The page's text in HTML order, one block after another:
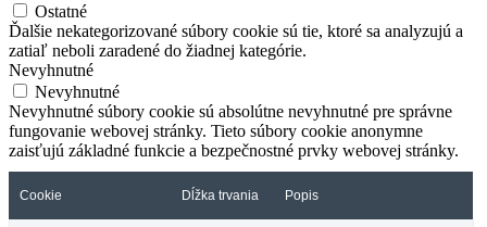
Ostatné
Ďalšie nekategorizované súbory cookie sú tie, ktoré sa analyzujú a
zatiaľ neboli zaradené do žiadnej kategórie.
Nevyhnutné
Nevyhnutné
Nevyhnutné súbory cookie sú absolútne nevyhnutné pre správne
fungovanie webovej stránky. Tieto súbory cookie anonymne
zaisťujú základné funkcie a bezpečnostné prvky webovej stránky.
Cookie Dĺžka trvania Popis